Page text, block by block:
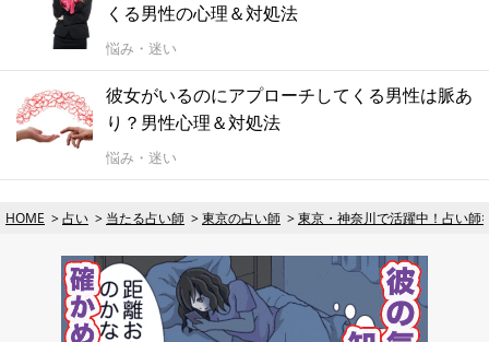
くる男性の心理＆対処法
悩み・迷い
彼女がいるのにアプローチしてくる男性は脈あ
り？男性心理＆対処法
悩み・迷い
HOME 占い 当たる占い師 東京の占い師 東京・神奈川で活躍中！占い